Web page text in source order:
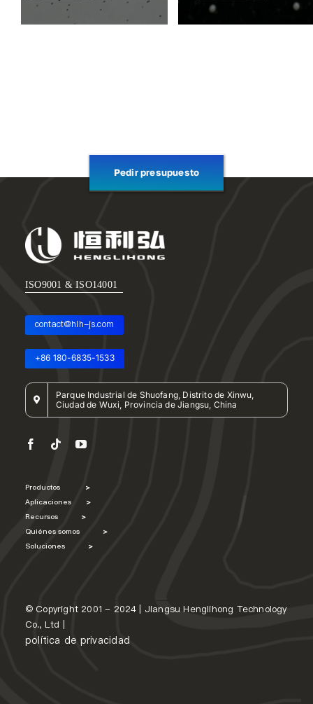
Pedir presupuesto
ISO9001 & ISO14001
contact@hlh-js.com
+86 180-6835-1533
Parque Industrial de Shuofang, Distrito de Xinwu,
Ciudad de Wuxi, Provincia de Jiangsu, China
Productos >
Aplicaciones >
Recursos >
Quiénes somos >
Soluciones >
© Copyright 2001 - 2024 | Jiangsu Henglihong Technology
Co., Ltd |
política de privacidad